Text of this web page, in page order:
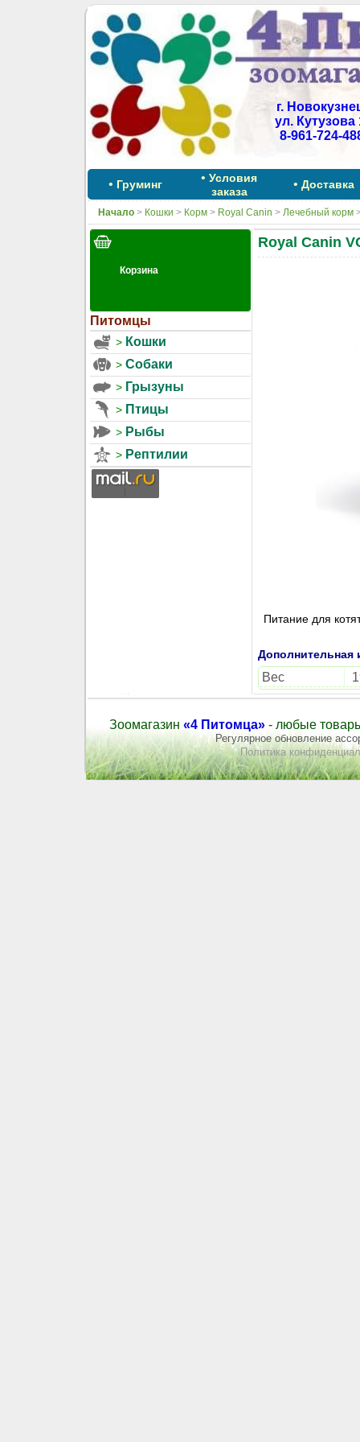
г.
ул. Кутузова
8-961-724-
• Груминг • Условия
заказа
• Доставка
Начало> Кошки > Корм> Royal Canin > Лечебный корм
Питомцы
Кошки
Собаки
Грызуны
Птицы
Рыбы
Рептилии
Royal Canin
Питание для
Дополнительная
Вес
Зоомагазин «4 Питомца» - любые
Регулярное обновление
Политика